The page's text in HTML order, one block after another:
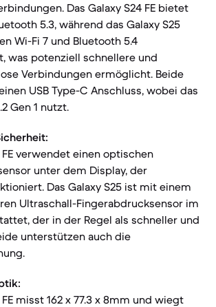
Das Galaxy S24 FE bietet
5.3, während das Galaxy S25
Wi-Fi 7 und Bluetooth 5.4
was potenziell schnellere und
Verbindungen ermöglicht. Beide
USB Type-C Anschluss, wobei das
Gen 1 nutzt.
FE verwendet einen optischen
unter dem Display, der
Das Galaxy S25 ist mit einem
Ultraschall-Fingerabdrucksensor im
der in der Regel als schneller und
unterstützen auch die
FE misst 162 x 77.3 x 8mm und wiegt